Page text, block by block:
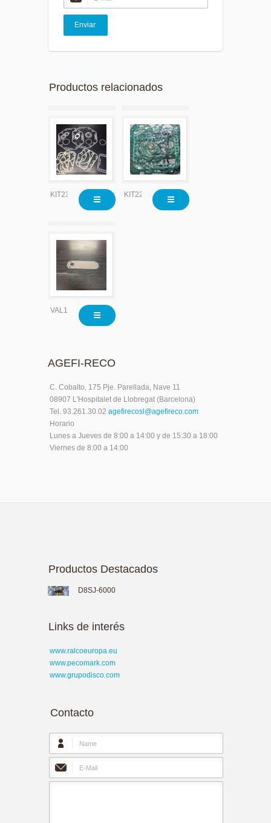
Productos relacionados
KIT23110 KIT2200
VAL1032
AGEFI-RECO
C. Cobalto, 175 Pje. Parellada, Nave 11
08907 L'Hospitalet de Llobregat (Barcelona)
Tel. 93.261.30.02 agefirecosl@agefireco.com
Horario
Lunes a Jueves de 8:00 a 14:00 y de 15:30 a 18:00
Viernes de 8:00 a 14:00
Productos Destacados
D8SJ-6000
Links de interés
www.ralcoeuropa.eu
www.pecomark.com
www.grupodisco.com
Contacto